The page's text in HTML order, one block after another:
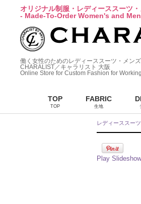
オリジナル制服・レディーススーツ
- Made-To-Order Women's and
働く女性のためのレディーススーツ・メン
CHARALIST／キャラリスト 大阪
Online Store for Custom Fashion for
TOP
TOP
FABRIC
生地
レディーススー
Play Slideshow